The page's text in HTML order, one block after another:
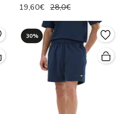
19,60€ 28,0€
30%